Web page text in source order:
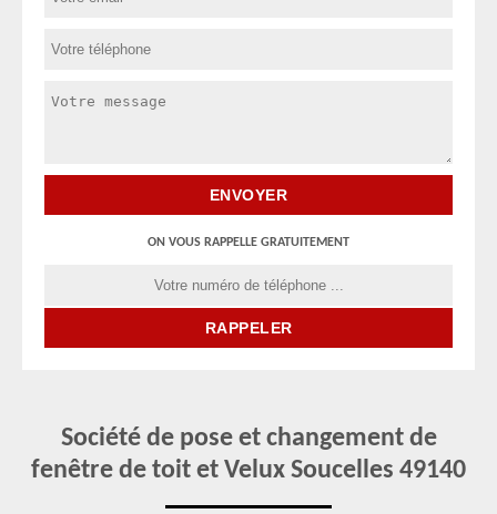
ON VOUS RAPPELLE GRATUITEMENT
Société de pose et changement de
fenêtre de toit et Velux Soucelles 49140